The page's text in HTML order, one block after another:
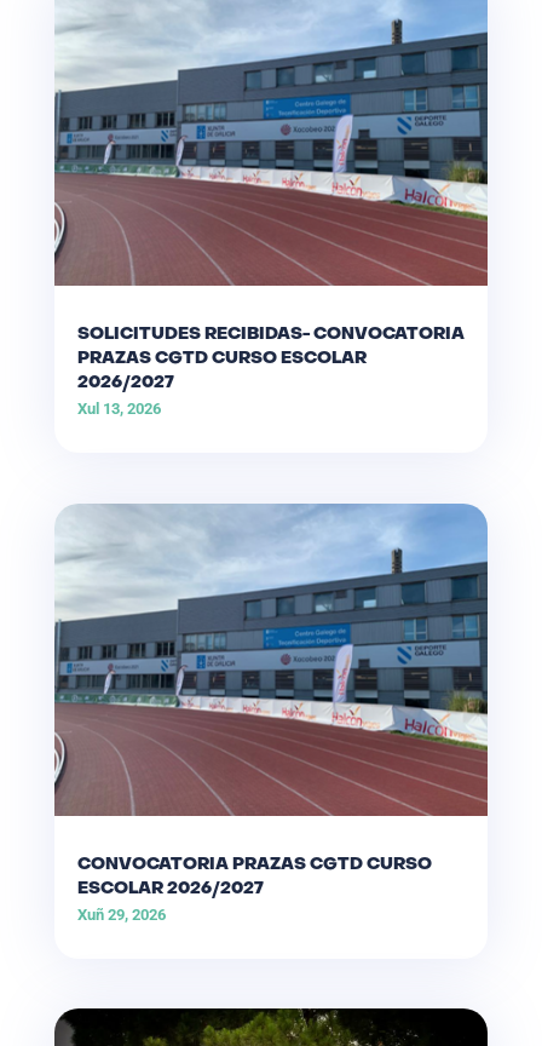
SOLICITUDES RECIBIDAS- CONVOCATORIA
PRAZAS CGTD CURSO ESCOLAR
2026/2027
Xul 13, 2026
CONVOCATORIA PRAZAS CGTD CURSO
ESCOLAR 2026/2027
Xuñ 29, 2026